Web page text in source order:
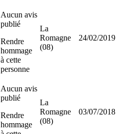
Aucun avis
publié
Rendre
hommage
à cette
personne
La
Romagne
(08)
24/02/2019
Aucun avis
publié
Rendre
hommage
La
Romagne
(08)
03/07/2018